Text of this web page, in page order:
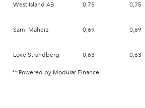
West Island AB 0,75 0,75
Sami Maherzi 0,69 0,69
Love Strandberg 0,63 0,63
** Powered by Modular Finance